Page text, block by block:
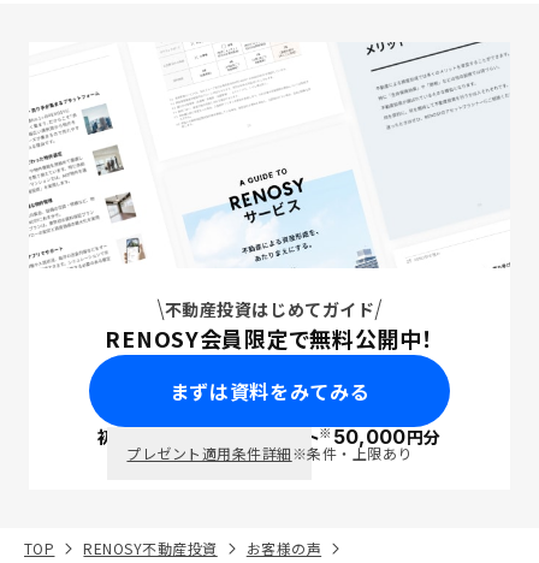
不動産投資はじめてガイド
RENOSY会員限定で無料公開中！
まずは資料をみてみる
初回面談で ポイント※50,000円分
プレゼント適用条件詳細※条件・上限あり
TOP RENOSY不動産投資
お客様の声